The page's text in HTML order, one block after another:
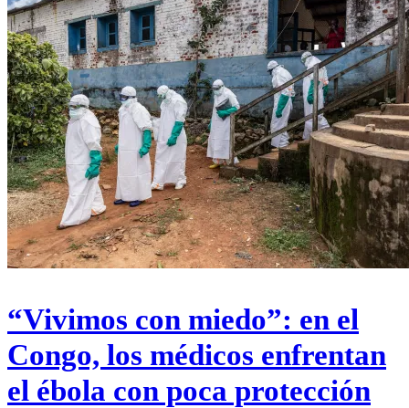
“Vivimos con miedo”: en el
Congo, los médicos enfrentan
el ébola con poca protección